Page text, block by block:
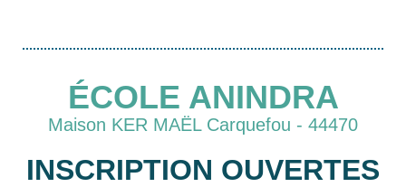
ÉCOLE ANINDRA
Maison KER MAËL Carquefou - 44470
INSCRIPTION OUVERTES